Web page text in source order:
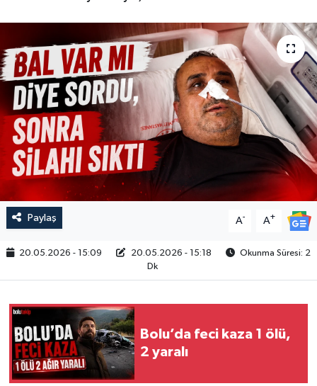
Paylaş A- A+
20.05.2026 - 15:09 20.05.2026 - 15:18
Okunma Süresi: 2
Dk
Bolu’da feci kaza 1 ölü,
2 yaralı